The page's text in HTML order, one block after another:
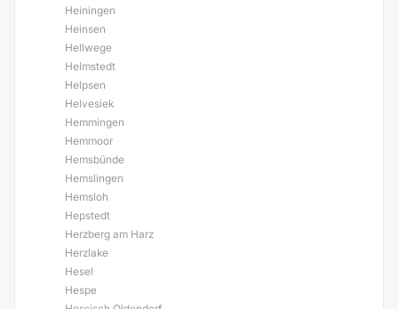
Heiningen
Heinsen
Hellwege
Helmstedt
Helpsen
Helvesiek
Hemmingen
Hemmoor
Hemsbünde
Hemslingen
Hemsloh
Hepstedt
Herzberg am Harz
Herzlake
Hesel
Hespe